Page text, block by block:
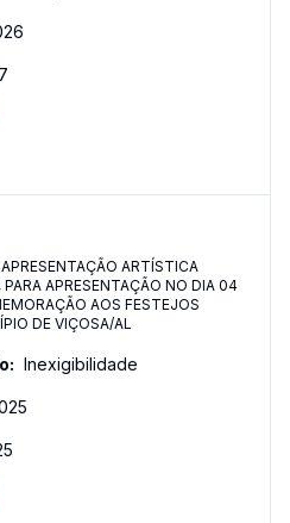
ARTÍSTICA
PARA APRESENTAÇÃO NO DIA 04
AOS FESTEJOS
DE VIÇOSA/AL
Inexigibilidade